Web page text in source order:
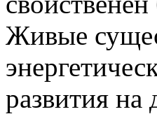
Живые
развития на